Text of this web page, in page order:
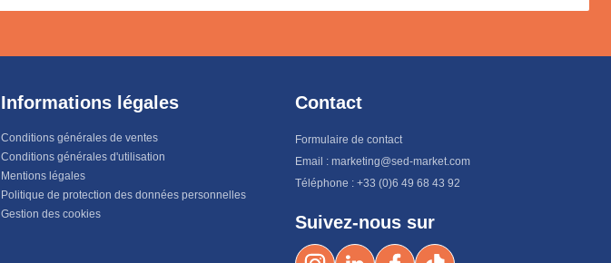
Informations légales
Conditions générales de ventes
Conditions générales d'utilisation
Mentions légales
Politique de protection des données personnelles
Gestion des cookies
Contact
Formulaire de contact
Email : marketing@sed-market.com
Téléphone : +33 (0)6 49 68 43 92
Suivez-nous sur